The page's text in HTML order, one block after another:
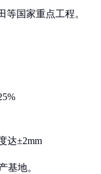
国家重点工程。
达±2mm
基地。